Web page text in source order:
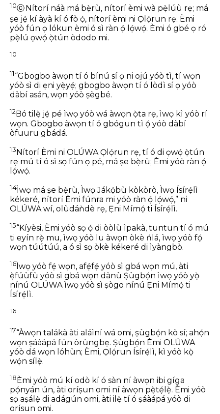
10ⓒ Nítorí náà má bẹ̀rù, nítorí èmi wà pẹ̀lúù rẹ; má
ṣe jẹ́ kí àyà kí ó fò ọ́, nítorí èmi ni Ọlọ́run rẹ. Èmi
yóò fún ọ lókun èmi ó sì ràn ọ́ lọ́wọ́. Èmi ó gbé ọ ró
pẹ̀lú ọwọ́ ọ̀tún òdodo mi.
10
11“Gbogbo àwọn tí ó bínú sí ọ ni ojú yóò tì, tí wọn
yóò sì di ẹni yẹ̀yẹ́; gbogbo àwọn tí ó lòdì sí ọ yóò
dàbí asán, wọn yóò ṣègbé.
12Bó tilẹ̀ jẹ́ pé ìwọ yóò wá àwọn ọ̀ta rẹ, ìwọ kì yóò rí
wọn. Gbogbo àwọn tí ó gbógun tì ọ́ yóò dàbí
òfuuru gbádá.
13Nítorí Èmi ni OLÚWA Ọlọ́run rẹ, tí ó di ọwọ́ ọ̀tún
rẹ mú tí ó sì sọ fún ọ pé, má ṣe bẹ̀rù; Èmi yóò ràn ọ́
lọ́wọ́.
14 Ìwọ má ṣe bẹ̀rù, Ìwọ Jákọ́bù kòkòrò, Ìwọ Ísírẹ́lì
kékeré, nítorí Èmi fúnra mi yóò ràn ọ́ lọ́wọ́,” ni
OLÚWA wí, olùdáǹdè rẹ, Ẹni Mímọ́ ti Ísírẹ́lì.
15“Kíyèsi, Èmi yóò sọ ọ́ di òòlù ìpakà, tuntun tí ó mú
ti eyín rẹ̀ mu, ìwọ yóò lu àwọn òkè ńlá, ìwọ yóò fọ́
wọn túútúú, a ó sì sọ òkè kékeré di ìyàngbò.
16Ìwọ yóò fẹ́ wọn, afẹ́fẹ́ yóò sì gbá wọn mú, àti
ẹ̀fúùfù yóò sì gbá wọn dànù Ṣùgbọ́n ìwọ yóò yọ̀
nínú OLÚWA ìwọ yóò sì ṣògo nínú Ẹni Mímọ́ ti
Ísírẹ́lì.
16
17“Àwọn talákà àti aláìní wá omi, ṣùgbọ́n kò sí; ahọ́n
wọn ṣáàápá fún òrùngbẹ. Ṣùgbọ́n Èmi OLÚWA
yóò dá wọn lóhùn; Èmi, Ọlọ́run Ísírẹ́lì, kì yóò kọ̀
wọ́n sílẹ̀.
18Èmi yóò mú kí odò kí ó sàn ní àwọn ibi gíga
pọ́nyán ún, àti oríṣun omi ní àwọn pẹ̀tẹ́lẹ̀. Èmi yóò
sọ aṣálẹ̀ di adágún omi, àti ilẹ̀ tí ó ṣáàápá yóò di
orísun omi.